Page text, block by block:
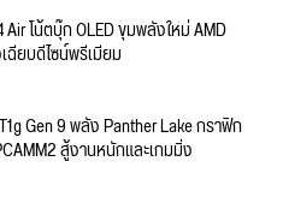
Air โน้ตบุ๊ก OLED ขุมพลังใหม่ AMD
ฉียบดีไซน์พรีเมียม
Gen 9 พลัง Panther Lake กราฟิก
สู้งานหนักและเกมมิ่ง